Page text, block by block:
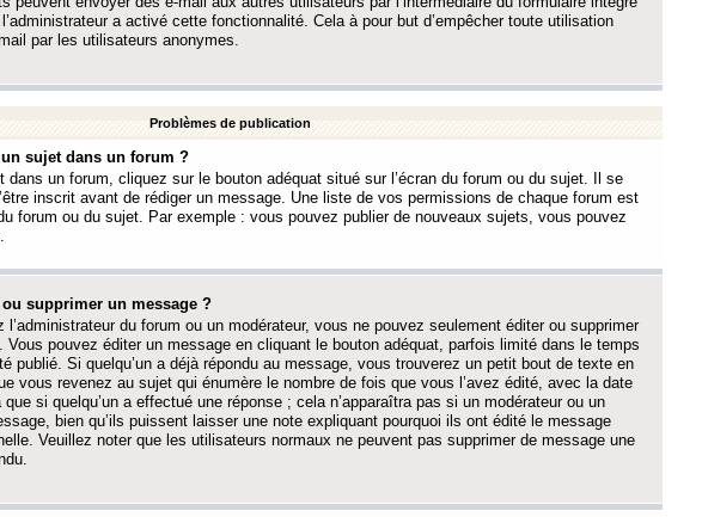
a activé cette fonctionnalité. Cela à pour but d’empêcher toute utilisation
par les utilisateurs anonymes.
Problèmes de publication
sujet dans un forum ?
dans un forum, cliquez sur le bouton adéquat situé sur l’écran du forum ou du sujet. Il se
inscrit avant de rédiger un message. Une liste de vos permissions de chaque forum est
forum ou du sujet. Par exemple : vous pouvez publier de nouveaux sujets, vous pouvez
supprimer un message ?
du forum ou un modérateur, vous ne pouvez seulement éditer ou supprimer
Vous pouvez éditer un message en cliquant le bouton adéquat, parfois limité dans le temps
publié. Si quelqu’un a déjà répondu au message, vous trouverez un petit bout de texte en
vous revenez au sujet qui énumère le nombre de fois que vous l’avez édité, avec la date
que si quelqu’un a effectué une réponse ; cela n’apparaîtra pas si un modérateur ou un
bien qu’ils puissent laisser une note expliquant pourquoi ils ont édité le message
Veuillez noter que les utilisateurs normaux ne peuvent pas supprimer de message une